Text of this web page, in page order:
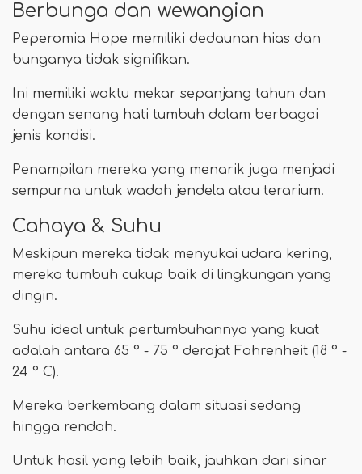
Berbunga dan wewangian
Peperomia Hope memiliki dedaunan hias dan
bunganya tidak signifikan.
Ini memiliki waktu mekar sepanjang tahun dan
dengan senang hati tumbuh dalam berbagai
jenis kondisi.
Penampilan mereka yang menarik juga menjadi
sempurna untuk wadah jendela atau terarium.
Cahaya & Suhu
Meskipun mereka tidak menyukai udara kering,
mereka tumbuh cukup baik di lingkungan yang
dingin.
Suhu ideal untuk pertumbuhannya yang kuat
adalah antara 65 ° - 75 ° derajat Fahrenheit (18 ° -
24 ° C).
Mereka berkembang dalam situasi sedang
hingga rendah.
Untuk hasil yang lebih baik, jauhkan dari sinar